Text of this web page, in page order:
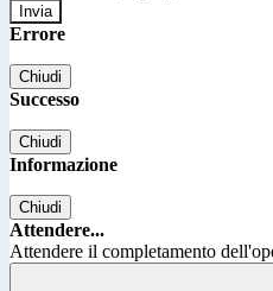
Errore
Chiudi
Successo
Chiudi
Informazione
Chiudi
Attendere...
Attendere il completamento